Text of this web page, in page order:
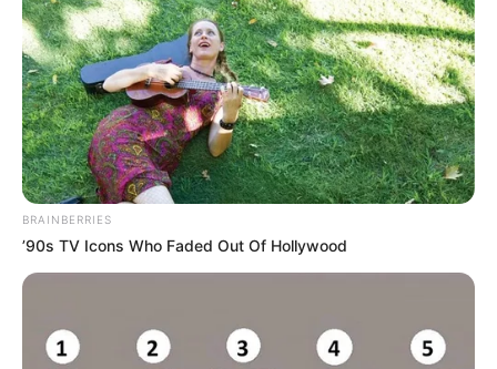
BRAINBERRIES
’90s TV Icons Who Faded Out Of Hollywood